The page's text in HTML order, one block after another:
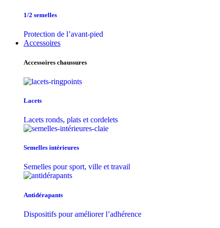
1/2 semelles
Protection de l’avant-pied
Accessoires
Accessoires chaussures
Lacets
Lacets ronds, plats et cordelets
Semelles intérieures
Semelles pour sport, ville et travail
Antidérapants
Dispositifs pour améliorer l’adhérence